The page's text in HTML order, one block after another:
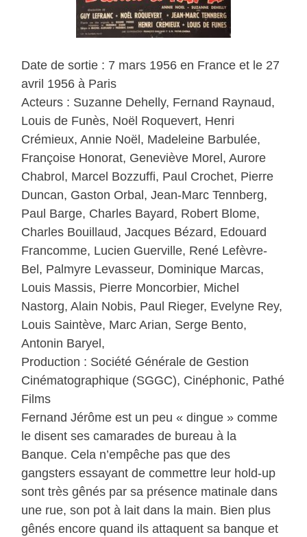
Date de sortie : 7 mars 1956 en France et le 27
avril 1956 à Paris
Acteurs : Suzanne Dehelly, Fernand Raynaud,
Louis de Funès, Noël Roquevert, Henri
Crémieux, Annie Noël, Madeleine Barbulée,
Françoise Honorat, Geneviève Morel, Aurore
Chabrol, Marcel Bozzuffi, Paul Crochet, Pierre
Duncan, Gaston Orbal, Jean-Marc Tennberg,
Paul Barge, Charles Bayard, Robert Blome,
Charles Bouillaud, Jacques Bézard, Edouard
Francomme, Lucien Guerville, René Lefèvre-
Bel, Palmyre Levasseur, Dominique Marcas,
Louis Massis, Pierre Moncorbier, Michel
Nastorg, Alain Nobis, Paul Rieger, Evelyne Rey,
Louis Saintève, Marc Arian, Serge Bento,
Antonin Baryel,
Production : Société Générale de Gestion
Cinématographique (SGGC), Cinéphonic, Pathé
Films
Fernand Jérôme est un peu « dingue » comme
le disent ses camarades de bureau à la
Banque. Cela n’empêche pas que des
gangsters essayant de commettre leur hold-up
sont très gênés par sa présence matinale dans
une rue, son pot à lait dans la main. Bien plus
gênés encore quand ils attaquent sa banque et